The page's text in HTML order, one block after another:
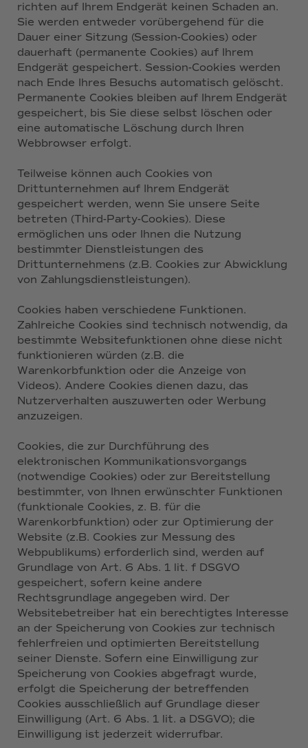
richten auf Ihrem Endgerät keinen Schaden an.
Sie werden entweder vorübergehend für die
Dauer einer Sitzung (Session-Cookies) oder
dauerhaft (permanente Cookies) auf Ihrem
Endgerät gespeichert. Session-Cookies werden
nach Ende Ihres Besuchs automatisch gelöscht.
Permanente Cookies bleiben auf Ihrem Endgerät
gespeichert, bis Sie diese selbst löschen oder
eine automatische Löschung durch Ihren
Webbrowser erfolgt.
Teilweise können auch Cookies von
Drittunternehmen auf Ihrem Endgerät
gespeichert werden, wenn Sie unsere Seite
betreten (Third-Party-Cookies). Diese
ermöglichen uns oder Ihnen die Nutzung
bestimmter Dienstleistungen des
Drittunternehmens (z.B. Cookies zur Abwicklung
von Zahlungsdienstleistungen).
Cookies haben verschiedene Funktionen.
Zahlreiche Cookies sind technisch notwendig, da
bestimmte Websitefunktionen ohne diese nicht
funktionieren würden (z.B. die
Warenkorbfunktion oder die Anzeige von
Videos). Andere Cookies dienen dazu, das
Nutzerverhalten auszuwerten oder Werbung
anzuzeigen.
Cookies, die zur Durchführung des
elektronischen Kommunikationsvorgangs
(notwendige Cookies) oder zur Bereitstellung
bestimmter, von Ihnen erwünschter Funktionen
(funktionale Cookies, z. B. für die
Warenkorbfunktion) oder zur Optimierung der
Website (z.B. Cookies zur Messung des
Webpublikums) erforderlich sind, werden auf
Grundlage von Art. 6 Abs. 1 lit. f DSGVO
gespeichert, sofern keine andere
Rechtsgrundlage angegeben wird. Der
Websitebetreiber hat ein berechtigtes Interesse
an der Speicherung von Cookies zur technisch
fehlerfreien und optimierten Bereitstellung
seiner Dienste. Sofern eine Einwilligung zur
Speicherung von Cookies abgefragt wurde,
erfolgt die Speicherung der betreffenden
Cookies ausschließlich auf Grundlage dieser
Einwilligung (Art. 6 Abs. 1 lit. a DSGVO); die
Einwilligung ist jederzeit widerrufbar.